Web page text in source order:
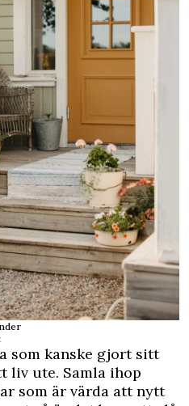
som kanske gjort sitt
liv ute. Samla ihop
som är värda att nytt